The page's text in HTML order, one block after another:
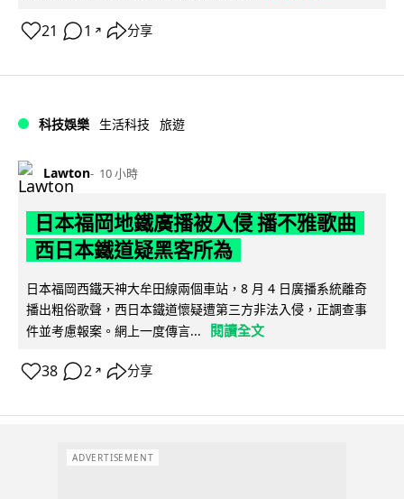
21 1 ↗ 分享
科技娛樂 生活科技 旅遊
Lawton 10 小時
日本福岡地鐵廣播被入侵 播不雅歌曲
西日本鐵道疑黑客所為
日本福岡西鐵天神大牟田線兩個車站，8 月 4 日廣播系統離奇
播出粗俗歌聲，西日本鐵道懷疑遭第三方非法入侵，正調查事
件並考慮報案。網上一度傳言...
閱讀全文
38 2 ↗ 分享
ADVERTISEMENT